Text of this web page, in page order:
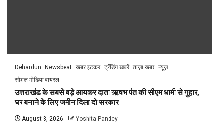
Dehardun Newsbeat खबर हटकर ट्रेंडिंग खबरें ताज़ा ख़बर न्यूज़
सोशल मीडिया वायरल
उत्तराखंड के सबसे बड़े आयकर दाता ऋषभ पंत की सीएम धामी से गुहार,
घर बनाने के लिए जमीन दिला दो सरकार
August 8, 2026 Yoshita Pandey